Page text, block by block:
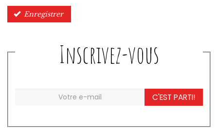
Enregistrer
Inscrivez-vous
C'EST PARTI!